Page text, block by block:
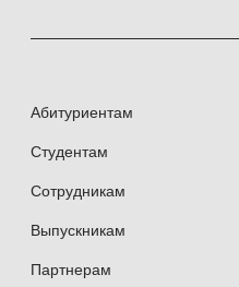
МГИМО — British
на динамику и
развития: выводы
Абитуриентам
Студентам
Сотрудникам
Выпускникам
Партнерам